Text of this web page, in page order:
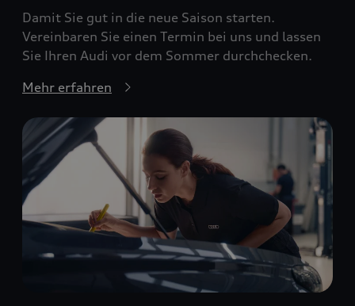
Damit Sie gut in die neue Saison starten.
Vereinbaren Sie einen Termin bei uns und lassen
Sie Ihren Audi vor dem Sommer durchchecken.
Mehr erfahren